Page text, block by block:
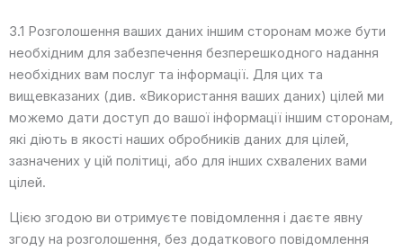
3.1 Розголошення ваших даних іншим сторонам може бути
необхідним для забезпечення безперешкодного надання
необхідних вам послуг та інформації. Для цих та
вищевказаних (див. «Використання ваших даних) цілей ми
можемо дати доступ до вашої інформації іншим сторонам,
які діють в якості наших обробників даних для цілей,
зазначених у цій політиці, або для інших схвалених вами
цілей.
Цією згодою ви отримуєте повідомлення і даєте явну
згоду на розголошення, без додаткового повідомлення